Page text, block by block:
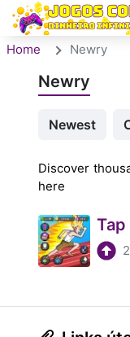
Home Newry
Newry
Newest
Discover
here
Tap